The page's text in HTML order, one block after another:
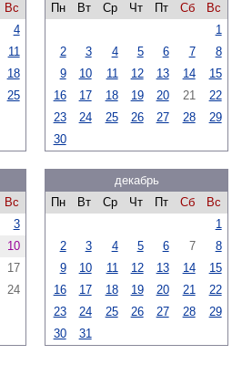
Вс
4
11
18
25
Пн
Вт Ср Чт Пт Сб
Вс
1
2
3 4 5 6 7
8
9
10 11 12 13 14
15
16
17 18 19 20 21
22
23
24 25 26 27 28
29
30
Вс
3
10
17
24
декабрь
Пн
Вт Ср Чт Пт Сб
Вс
1
2
3 4 5 6 7
8
9
10 11 12 13 14
15
16
17 18 19 20 21
22
23
24 25 26 27 28
29
30
31